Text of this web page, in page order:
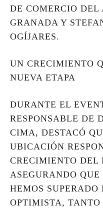
DE COMERCIO
GRANADA Y
OGÍJARES.
UN CRECIMIENTO
NUEVA ETAPA
DURANTE EL
RESPONSABLE DE
CIMA, DESTACÓ
UBICACIÓN
CRECIMIENTO DEL
ASEGURANDO
HEMOS
OPTIMISTA, TANTO